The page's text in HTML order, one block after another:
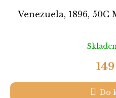
Venezuela, 1896, 50C
Do